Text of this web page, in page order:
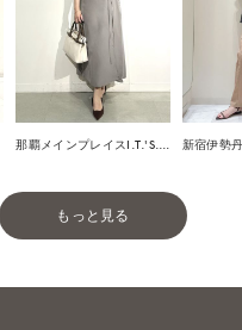
もっと見る